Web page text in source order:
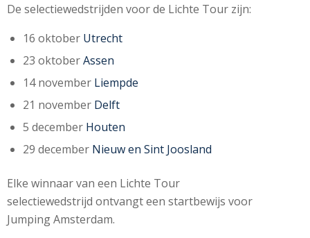
De selectiewedstrijden voor de Lichte Tour zijn:
16 oktober Utrecht
23 oktoberAssen
14 november Liempde
21 november Delft
5 december Houten
29 december Nieuw en Sint Joosland
Elke winnaar van een Lichte Tour
selectiewedstrijd ontvangt een startbewijs voor
Jumping Amsterdam.